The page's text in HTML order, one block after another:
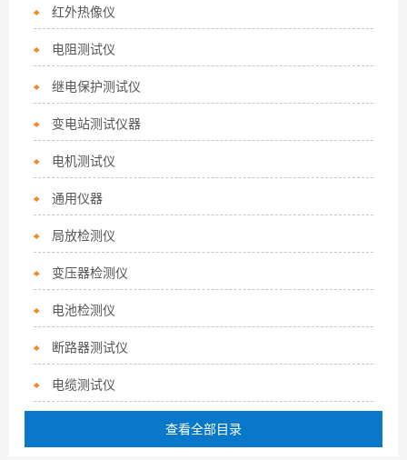
红外热像仪
电阻测试仪
继电保护测试仪
变电站测试仪器
电机测试仪
通用仪器
局放检测仪
变压器检测仪
电池检测仪
断路器测试仪
电缆测试仪
查看全部目录